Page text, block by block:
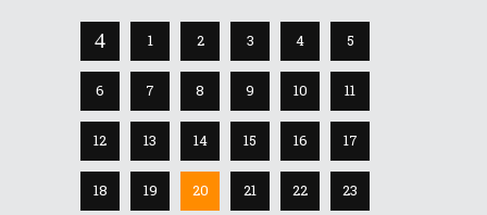
1 2 3 4 5
6 7 8 9 10 11
12 13 14 15 16 17
18 19 20 21 22 23